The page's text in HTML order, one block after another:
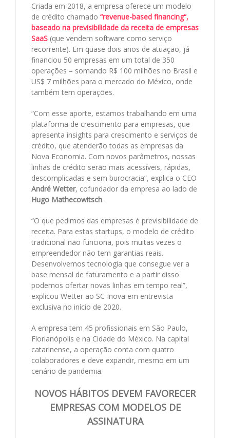
Criada em 2018, a empresa oferece um modelo
de crédito chamado “revenue-based financing“,
baseado na previsibilidade da receita de empresas
SaaS (que vendem software como serviço
recorrente). Em quase dois anos de atuação, já
financiou 50 empresas em um total de 350
operações – somando R$ 100 milhões no Brasil e
US$ 7 milhões para o mercado do México, onde
também tem operações.
“Com esse aporte, estamos trabalhando em uma
plataforma de crescimento para empresas, que
apresenta insights para crescimento e serviços de
crédito, que atenderão todas as empresas da
Nova Economia. Com novos parâmetros, nossas
linhas de crédito serão mais acessíveis, rápidas,
descomplicadas e sem burocracia”, explica o CEO
André Wetter, cofundador da empresa ao lado de
Hugo Mathecowitsch.
“O que pedimos das empresas é previsibilidade de
receita. Para estas startups, o modelo de crédito
tradicional não funciona, pois muitas vezes o
empreendedor não tem garantias reais.
Desenvolvemos tecnologia que consegue ver a
base mensal de faturamento e a partir disso
podemos ofertar novas linhas em tempo real”,
explicou Wetter ao SC Inova em entrevista
exclusiva no início de 2020.
A empresa tem 45 profissionais em São Paulo,
Florianópolis e na Cidade do México. Na capital
catarinense, a operação conta com quatro
colaboradores e deve expandir, mesmo em um
cenário de pandemia.
NOVOS HÁBITOS DEVEM FAVORECER
EMPRESAS COM MODELOS DE
ASSINATURA